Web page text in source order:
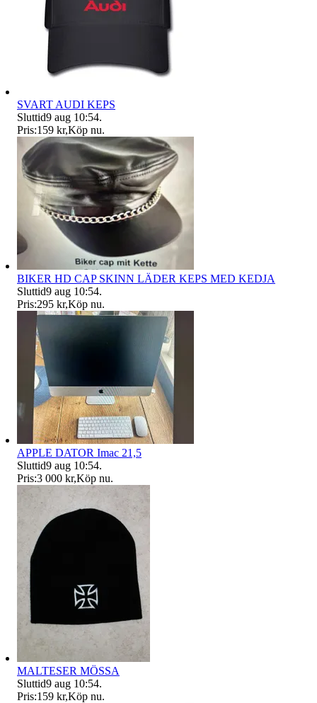
SVART AUDI KEPS
Sluttid9 aug 10:54.
Pris:159 kr,Köp nu.
BIKER HD CAP SKINN LÄDER KEPS MED KEDJA
Sluttid9 aug 10:54.
Pris:295 kr,Köp nu.
APPLE DATOR Imac 21,5
Sluttid9 aug 10:54.
Pris:3 000 kr,Köp nu.
MALTESER MÖSSA
Sluttid9 aug 10:54.
Pris:159 kr,Köp nu.